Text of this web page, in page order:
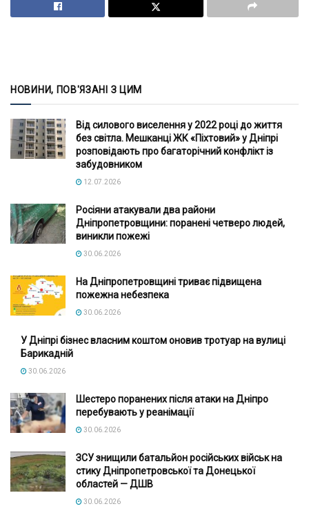
НОВИНИ, ПОВ'ЯЗАНІ З ЦИМ
Від силового виселення у 2022 році до життя
без світла. Мешканці ЖК «Піхтовий» у Дніпрі
розповідають про багаторічний конфлікт із
забудовником
12.07.2026
Росіяни атакували два райони
Дніпропетровщини: поранені четверо людей,
виникли пожежі
30.06.2026
На Дніпропетровщині триває підвищена
пожежна небезпека
30.06.2026
У Дніпрі бізнес власним коштом оновив тротуар на вулиці
Барикадній
30.06.2026
Шестеро поранених після атаки на Дніпро
перебувають у реанімації
30.06.2026
ЗСУ знищили батальйон російських військ на
стику Дніпропетровської та Донецької
областей — ДШВ
30.06.2026